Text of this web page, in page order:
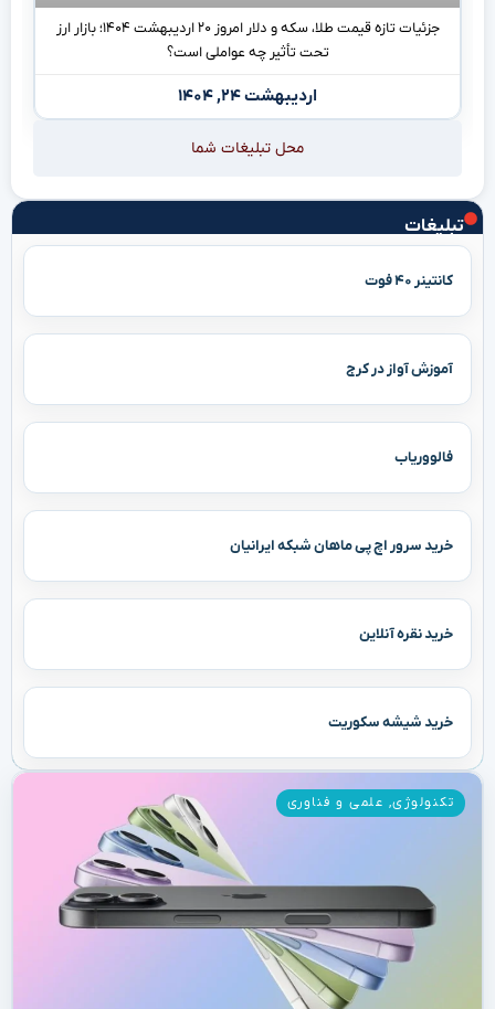
تبلیغات
کانتینر ۴۰ فوت
آموزش آواز در کرج
فالووریاب
خرید سرور اچ پی ماهان شبکه ایرانیان
خرید نقره آنلاین
خرید شیشه سکوریت
تکنولوژی, علمی و فناوری
جزئیات تازه قیمت طلا، سکه و دلار امروز ۲۰ اردیبهشت ۱۴۰۴؛ بازار ارز
تحت تأثیر چه عواملی است؟
اردیبهشت ۲۴, ۱۴۰۴
محل تبلیغات شما